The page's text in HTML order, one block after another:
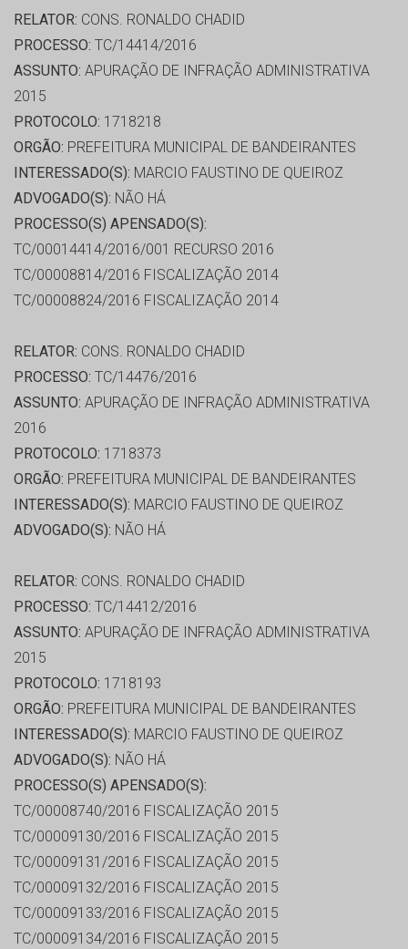
RELATOR: CONS. RONALDO CHADID
PROCESSO: TC/14414/2016
ASSUNTO: APURAÇÃO DE INFRAÇÃO ADMINISTRATIVA
2015
PROTOCOLO: 1718218
ORGÃO: PREFEITURA MUNICIPAL DE BANDEIRANTES
INTERESSADO(S): MARCIO FAUSTINO DE QUEIROZ
ADVOGADO(S): NÃO HÁ
PROCESSO(S) APENSADO(S):
TC/00014414/2016/001 RECURSO 2016
TC/00008814/2016 FISCALIZAÇÃO 2014
TC/00008824/2016 FISCALIZAÇÃO 2014
RELATOR: CONS. RONALDO CHADID
PROCESSO: TC/14476/2016
ASSUNTO: APURAÇÃO DE INFRAÇÃO ADMINISTRATIVA
2016
PROTOCOLO: 1718373
ORGÃO: PREFEITURA MUNICIPAL DE BANDEIRANTES
INTERESSADO(S): MARCIO FAUSTINO DE QUEIROZ
ADVOGADO(S): NÃO HÁ
RELATOR: CONS. RONALDO CHADID
PROCESSO: TC/14412/2016
ASSUNTO: APURAÇÃO DE INFRAÇÃO ADMINISTRATIVA
2015
PROTOCOLO: 1718193
ORGÃO: PREFEITURA MUNICIPAL DE BANDEIRANTES
INTERESSADO(S): MARCIO FAUSTINO DE QUEIROZ
ADVOGADO(S): NÃO HÁ
PROCESSO(S) APENSADO(S):
TC/00008740/2016 FISCALIZAÇÃO 2015
TC/00009130/2016 FISCALIZAÇÃO 2015
TC/00009131/2016 FISCALIZAÇÃO 2015
TC/00009132/2016 FISCALIZAÇÃO 2015
TC/00009133/2016 FISCALIZAÇÃO 2015
TC/00009134/2016 FISCALIZAÇÃO 2015